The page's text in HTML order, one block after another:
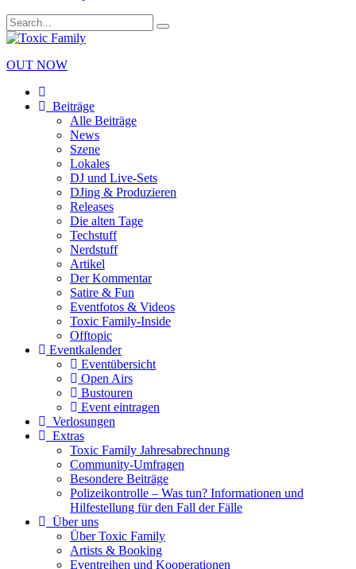
OUT NOW
Beiträge
Alle Beiträge
News
Szene
Lokales
DJ und Live-Sets
DJing & Produzieren
Releases
Die alten Tage
Techstuff
Nerdstuff
Artikel
Der Kommentar
Satire & Fun
Eventfotos & Videos
Toxic Family-Inside
Offtopic
Eventkalender
Eventübersicht
Open Airs
Bustouren
Event eintragen
Verlosungen
Extras
Toxic Family Jahresabrechnung
Community-Umfragen
Besondere Beiträge
Polizeikontrolle – Was tun? Informationen und
Hilfestellung für den Fall der Fälle
Über uns
Über Toxic Family
Artists & Booking
Eventreihen und Kooperationen